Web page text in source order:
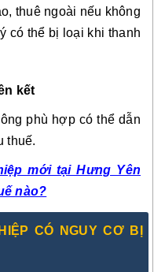
thuê ngoài nếu không
có thể bị loại khi thanh
kết
phù hợp có thể dẫn
thuế.
mới tại Hưng Yên
nào?
CÓ NGUY CƠ BỊ